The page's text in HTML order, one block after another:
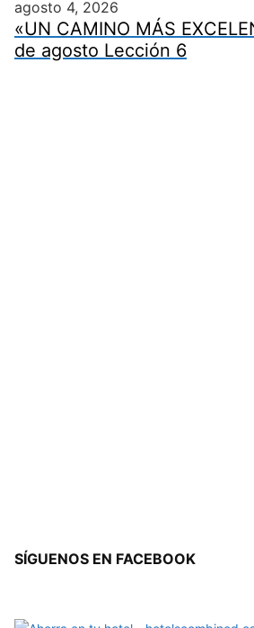
agosto 4, 2026
«UN CAMINO MÁS
de agosto Lección 6
SÍGUENOS EN FACEBOOK